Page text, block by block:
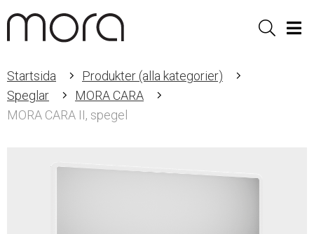
Sök
Startsida
Produkter (alla kategorier)
Speglar
MORA CARA
MORA CARA II, spegel